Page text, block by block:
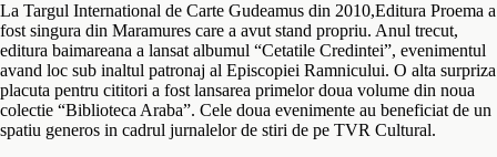
La Targul International de Carte Gudeamus din 2010,Editura Proema a
fost singura din Maramures care a avut stand propriu. Anul trecut,
editura baimareana a lansat albumul “Cetatile Credintei”, evenimentul
avand loc sub inaltul patronaj al Episcopiei Ramnicului. O alta surpriza
placuta pentru cititori a fost lansarea primelor doua volume din noua
colectie “Biblioteca Araba”. Cele doua evenimente au beneficiat de un
spatiu generos in cadrul jurnalelor de stiri de pe TVR Cultural.